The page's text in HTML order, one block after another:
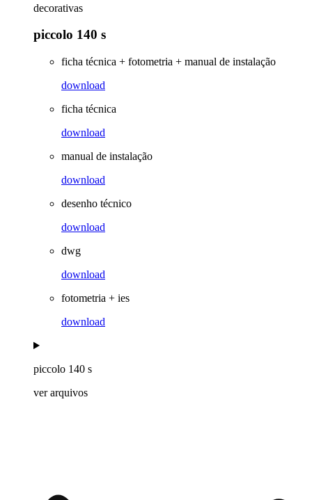
decorativas
piccolo 140 s
ficha técnica + fotometria + manual de instalação
download
ficha técnica
download
manual de instalação
download
desenho técnico
download
dwg
download
fotometria + ies
download
piccolo 140 s
ver arquivos